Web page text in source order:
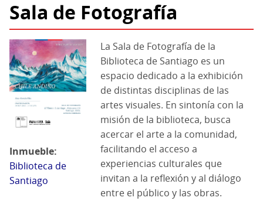
ayuda
a
la
navegación
Sala de Fotografía
Inmueble
Biblioteca de
Santiago
La Sala de Fotografía de la
Biblioteca de Santiago es un
espacio dedicado a la exhibición
de distintas disciplinas de las
artes visuales. En sintonía con la
misión de la biblioteca, busca
acercar el arte a la comunidad,
facilitando el acceso a
experiencias culturales que
invitan a la reflexión y al diálogo
entre el público y las obras.